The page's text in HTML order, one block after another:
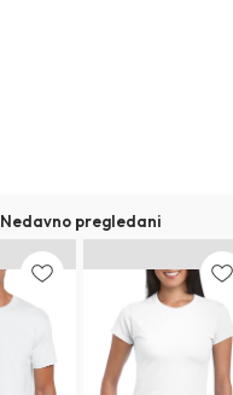
Nedavno pregledani